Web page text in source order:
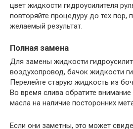
цвет жидкости гидроусилителя
повторяйте процедуру до тех пор,
желаемый результат.
Полная замена
Для замены жидкости
воздухопровод, бачок жидкости
Перелейте старую жидкость из
Во время слива обратите внимание
масла на наличие посторонних
Если они заметны, это может